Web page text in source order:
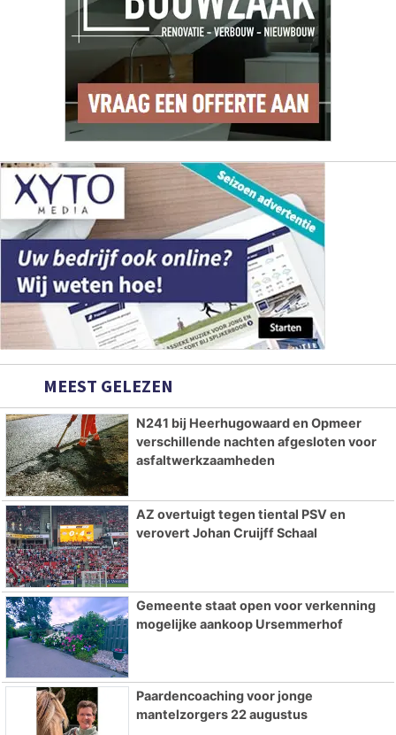
MEEST GELEZEN
N241 bij Heerhugowaard en Opmeer
verschillende nachten afgesloten voor
asfaltwerkzaamheden
AZ overtuigt tegen tiental PSV en
verovert Johan Cruijff Schaal
Gemeente staat open voor verkenning
mogelijke aankoop Ursemmerhof
Paardencoaching voor jonge
mantelzorgers 22 augustus